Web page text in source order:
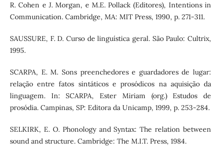
R. Cohen e J. Morgan, e M.E. Pollack (Editores), Intentions in
Communication. Cambridge, MA: MIT Press, 1990, p. 271-311.
SAUSSURE, F. D. Curso de linguística geral. São Paulo: Cultrix,
1995.
SCARPA, E. M. Sons preenchedores e guardadores de lugar:
relação entre fatos sintáticos e prosódicos na aquisição da
linguagem. In: SCARPA, Ester Miriam (org.) Estudos de
prosódia. Campinas, SP: Editora da Unicamp, 1999, p. 253-284.
SELKIRK, E. O. Phonology and Syntax: The relation between
sound and structure. Cambridge: The M.I.T. Press, 1984.